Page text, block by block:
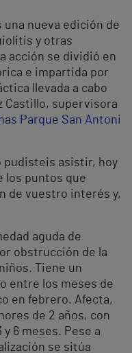
una nueva edición de
y otras
acción se dividió en
e impartida por
llevada a cabo
Castillo, supervisora
Parque San Antoni
pudisteis asistir, hoy
los puntos que
de vuestro interés y,
aguda de
obstrucción de la
Tiene un
entre los meses de
en febrero. Afecta,
de 2 años, con
6 meses. Pese a
se sitúa